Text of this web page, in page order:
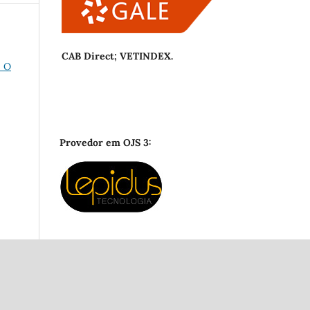
O
CAB Direct; VETINDEX.
Provedor em OJS 3: